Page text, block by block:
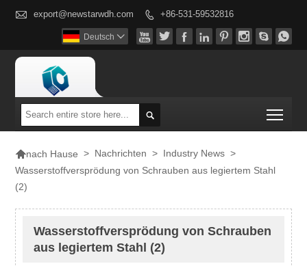
 export@newstarwdh.com  +86-531-59532816
       
Deutsch 

nach Hause > Nachrichten > Industry News >
Wasserstoffversprödung von Schrauben aus legiertem Stahl
(2)
Wasserstoffversprödung von Schrauben
aus legiertem Stahl (2)